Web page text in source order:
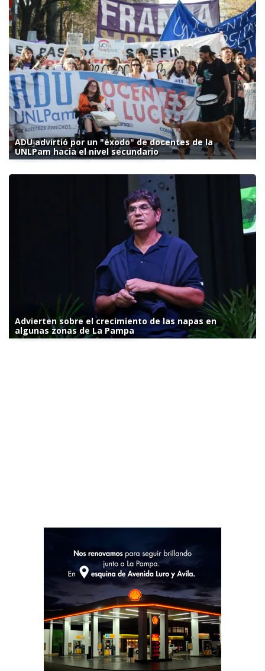
ADU advirtió por un "éxodo" de docentes de la
UNLPam hacia el nivel secundario
Advierten sobre el crecimiento de las napas en
algunas zonas de La Pampa